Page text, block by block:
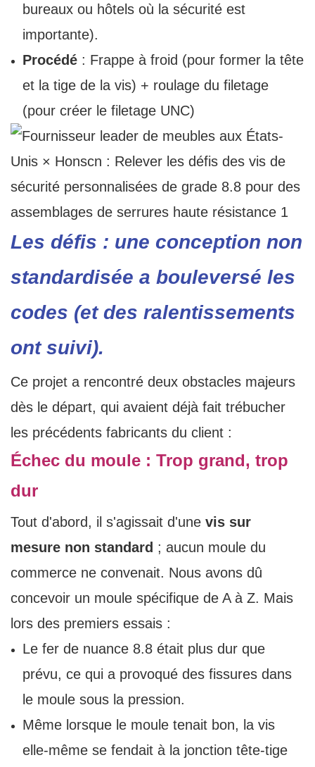
bureaux ou hôtels où la sécurité est
importante).
Procédé: Frappe à froid (pour former la tête
et la tige de la vis) + roulage du filetage
(pour créer le filetage UNC)
Les défis : une conception non
standardisée a bouleversé les
codes (et des ralentissements
ont suivi).
Ce projet a rencontré deux obstacles majeurs
dès le départ, qui avaient déjà fait trébucher
les précédents fabricants du client :
Échec du moule : Trop grand, trop
dur
Tout d'abord, il s'agissait d'une vis sur
mesure non standard ; aucun moule du
commerce ne convenait. Nous avons dû
concevoir un moule spécifique de A à Z. Mais
lors des premiers essais :
Le fer de nuance 8.8 était plus dur que
prévu, ce qui a provoqué des fissures dans
le moule sous la pression.
Même lorsque le moule tenait bon, la vis
elle-même se fendait à la jonction tête-tige